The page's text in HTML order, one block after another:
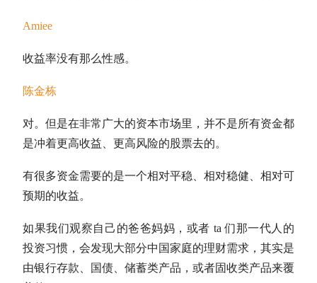
Amiee
收益率没有那么性感。
陈金栋
对。但是在非常广大的资本市场里，并不是所有资金都
是冲着更高收益、更高风险的股票去的。
有很多资金需要的是一个相对平稳、相对稳健、相对可
预期的收益。
如果我们观察自己的爸爸妈妈，或者 ta 们那一代人的
投资习惯，会发现大部分中国家庭的理财需求，其实是
由银行存款、
国债 、储蓄类产品，或者固收类产品来覆